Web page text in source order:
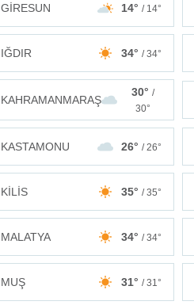
GİRESUN 14° / 14°
IĞDIR 34° / 34°
KAHRAMANMARAŞ
30°/
30°
KASTAMONU 26° / 26°
KİLİS 35° / 35°
MALATYA 34° / 34°
MUŞ 31° / 31°